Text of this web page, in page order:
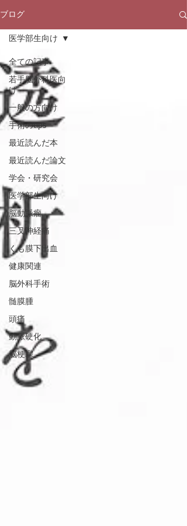
ブログ
全ての記事
若手脳外科医向
け
一般の方向け
手術のtips
最近読んだ本
最近読んだ論文
学会・研究会
医学部生向け
脳動脈瘤
三叉神経痛
くも膜下出血
健康関連
脳外科手術
髄膜腫
頭痛
動脈硬化
脳梗塞
医学部生向け